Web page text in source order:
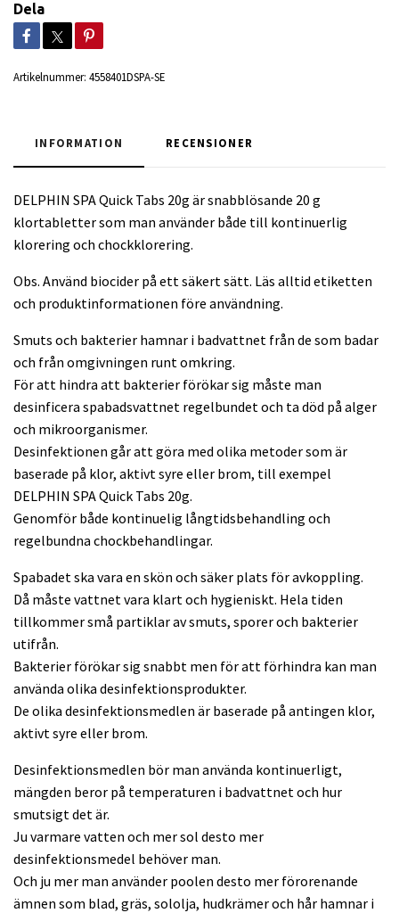
Dela
Artikelnummer: 4558401DSPA-SE
INFORMATION RECENSIONER
DELPHIN SPA Quick Tabs 20g är snabblösande 20 g
klortabletter som man använder både till kontinuerlig
klorering och chockklorering.
Obs. Använd biocider på ett säkert sätt. Läs alltid etiketten
och produktinformationen före användning.
Smuts och bakterier hamnar i badvattnet från de som badar
och från omgivningen runt omkring.
För att hindra att bakterier förökar sig måste man
desinficera spabadsvattnet regelbundet och ta död på alger
och mikroorganismer.
Desinfektionen går att göra med olika metoder som är
baserade på klor, aktivt syre eller brom, till exempel
DELPHIN SPA Quick Tabs 20g.
Genomför både kontinuelig långtidsbehandling och
regelbundna chockbehandlingar.
Spabadet ska vara en skön och säker plats för avkoppling.
Då måste vattnet vara klart och hygieniskt. Hela tiden
tillkommer små partiklar av smuts, sporer och bakterier
utifrån.
Bakterier förökar sig snabbt men för att förhindra kan man
använda olika desinfektionsprodukter.
De olika desinfektionsmedlen är baserade på antingen klor,
aktivt syre eller brom.
Desinfektionsmedlen bör man använda kontinuerligt,
mängden beror på temperaturen i badvattnet och hur
smutsigt det är.
Ju varmare vatten och mer sol desto mer
desinfektionsmedel behöver man.
Och ju mer man använder poolen desto mer förorenande
ämnen som blad, gräs, sololja, hudkrämer och hår hamnar i